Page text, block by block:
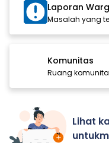
Laporan
Masalah yang
Komunitas
Ruang
Lihat